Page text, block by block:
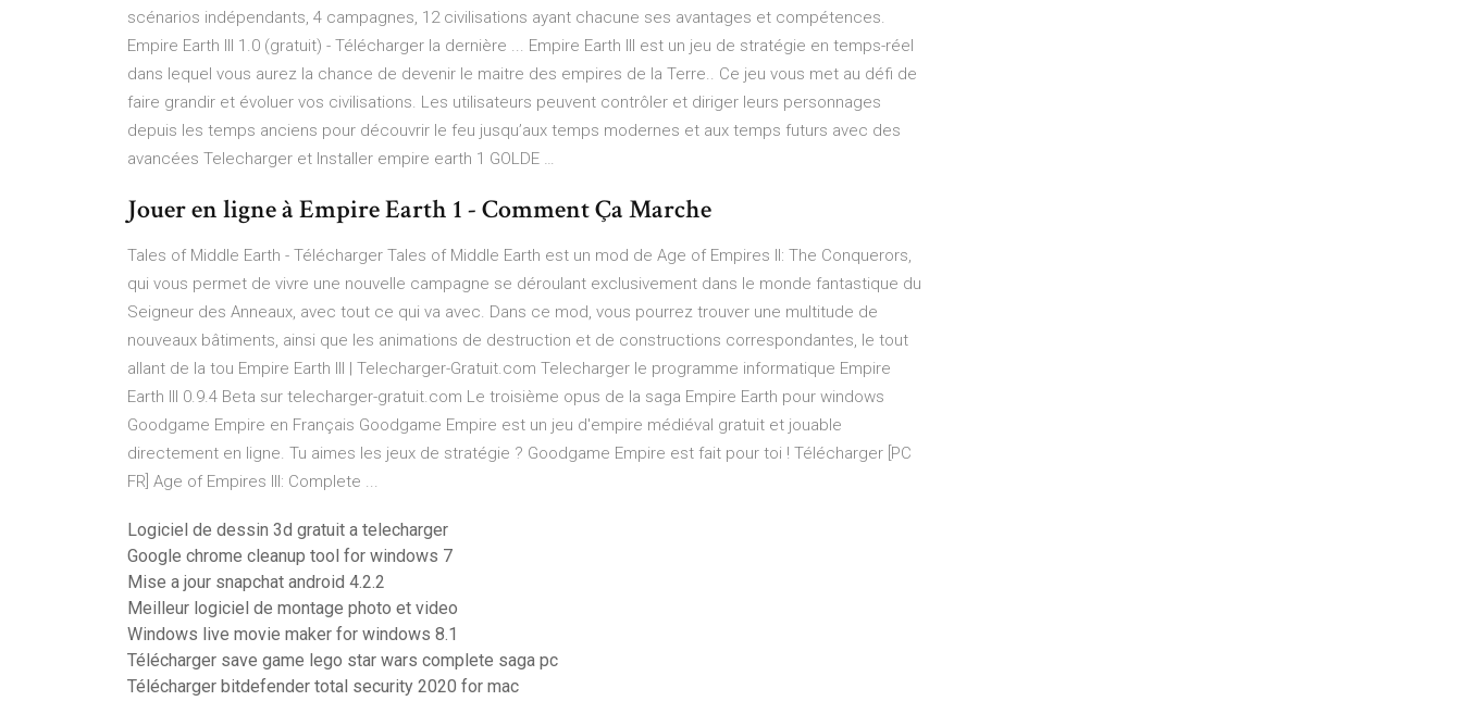
scénarios indépendants, 4 campagnes, 12 civilisations ayant chacune ses avantages et compétences.
Empire Earth III 1.0 (gratuit) - Télécharger la dernière ... Empire Earth III est un jeu de stratégie en temps-réel
dans lequel vous aurez la chance de devenir le maitre des empires de la Terre.. Ce jeu vous met au défi de
faire grandir et évoluer vos civilisations. Les utilisateurs peuvent contrôler et diriger leurs personnages
depuis les temps anciens pour découvrir le feu jusqu’aux temps modernes et aux temps futurs avec des
avancées Telecharger et Installer empire earth 1 GOLDE …
Jouer en ligne à Empire Earth 1 - Comment Ça Marche
Tales of Middle Earth - Télécharger Tales of Middle Earth est un mod de Age of Empires II: The Conquerors,
qui vous permet de vivre une nouvelle campagne se déroulant exclusivement dans le monde fantastique du
Seigneur des Anneaux, avec tout ce qui va avec. Dans ce mod, vous pourrez trouver une multitude de
nouveaux bâtiments, ainsi que les animations de destruction et de constructions correspondantes, le tout
allant de la tou Empire Earth III | Telecharger-Gratuit.com Telecharger le programme informatique Empire
Earth III 0.9.4 Beta sur telecharger-gratuit.com Le troisième opus de la saga Empire Earth pour windows
Goodgame Empire en Français Goodgame Empire est un jeu d'empire médiéval gratuit et jouable
directement en ligne. Tu aimes les jeux de stratégie ? Goodgame Empire est fait pour toi ! Télécharger [PC
FR] Age of Empires III: Complete ...
Logiciel de dessin 3d gratuit a telecharger
Google chrome cleanup tool for windows 7
Mise a jour snapchat android 4.2.2
Meilleur logiciel de montage photo et video
Windows live movie maker for windows 8.1
Télécharger save game lego star wars complete saga pc
Télécharger bitdefender total security 2020 for mac